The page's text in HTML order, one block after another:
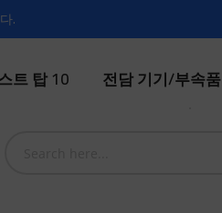
.
트 탑 10 전담 기기/부속품